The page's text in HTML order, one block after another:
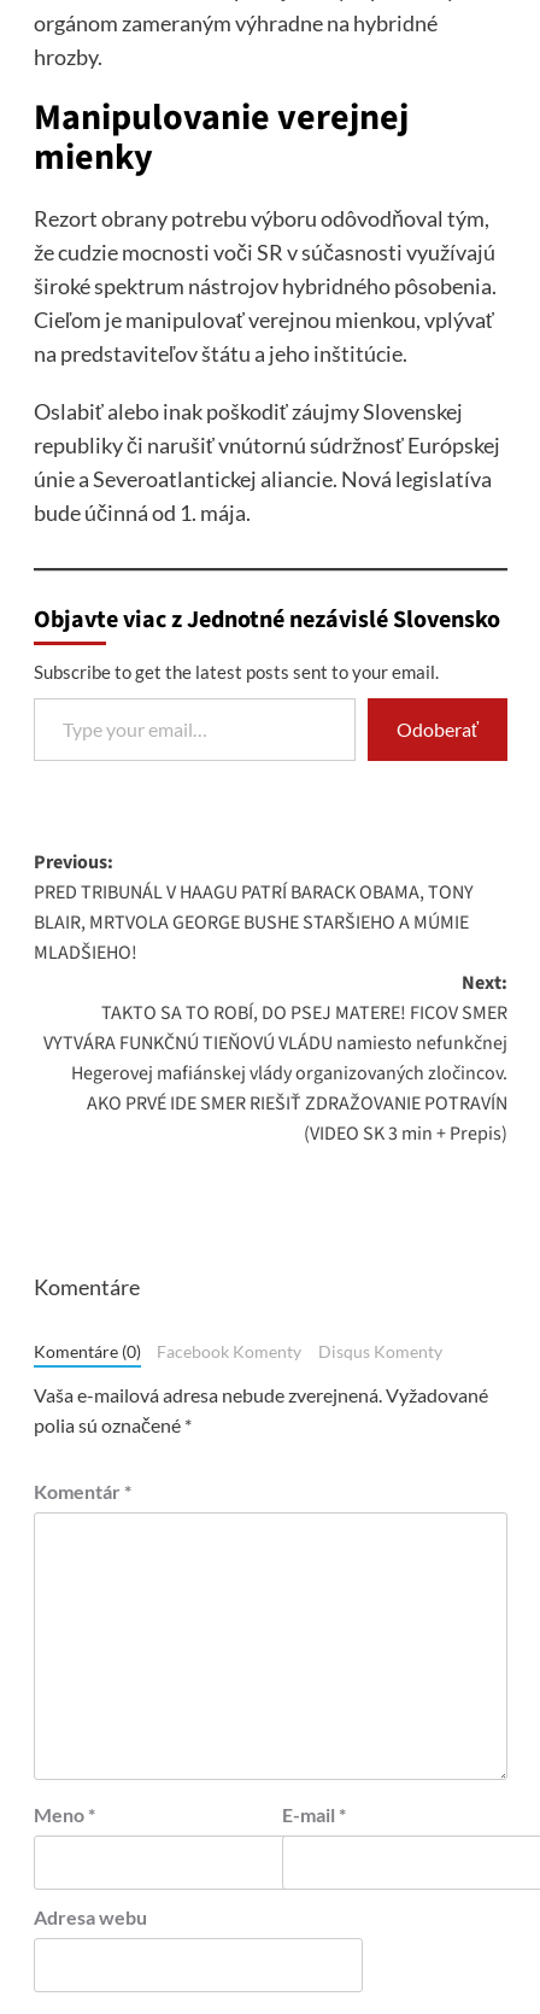
orgánom zameraným výhradne na hybridné
hrozby.
Manipulovanie verejnej
mienky
Rezort obrany potrebu výboru odôvodňoval tým,
že cudzie mocnosti voči SR v súčasnosti využívajú
široké spektrum nástrojov hybridného pôsobenia.
Cieľom je manipulovať verejnou mienkou, vplývať
na predstaviteľov štátu a jeho inštitúcie.
Oslabiť alebo inak poškodiť záujmy Slovenskej
republiky či narušiť vnútornú súdržnosť Európskej
únie a Severoatlantickej aliancie. Nová legislatíva
bude účinná od 1. mája.
Objavte viac z Jednotné nezávislé Slovensko
Subscribe to get the latest posts sent to your email.
Type your email…
Odoberať
Post
navigation
Previous:
PRED TRIBUNÁL V HAAGU PATRÍ BARACK OBAMA, TONY
BLAIR, MRTVOLA GEORGE BUSHE STARŠIEHO A MÚMIE
MLADŠIEHO!
Next:
TAKTO SA TO ROBÍ, DO PSEJ MATERE! FICOV SMER
VYTVÁRA FUNKČNÚ TIEŇOVÚ VLÁDU namiesto nefunkčnej
Hegerovej mafiánskej vlády organizovaných zločincov.
AKO PRVÉ IDE SMER RIEŠIŤ ZDRAŽOVANIE POTRAVÍN
(VIDEO SK 3 min + Prepis)
Komentáre
Komentáre (0) Facebook Komenty Disqus Komenty
Vaša e-mailová adresa nebude zverejnená.Vyžadované
polia sú označené *
Komentár *
Meno * E-mail *
Adresa webu